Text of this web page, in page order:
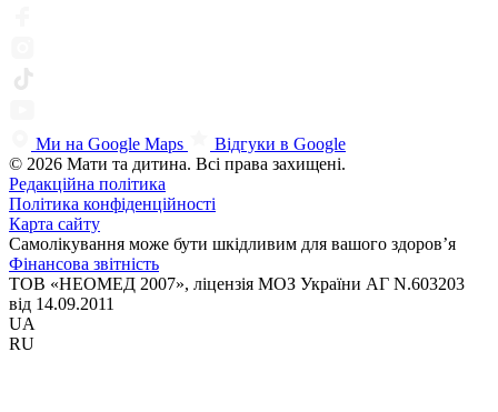
Ми на Google Maps
Відгуки в Google
© 2026 Мати та дитина. Всі права захищені.
Редакційна політика
Політика конфіденційності
Карта сайту
Самолікування може бути шкідливим для вашого здоров’я
Фінансова звітність
ТОВ «НЕОМЕД 2007», ліцензія МОЗ України АГ N.603203
від 14.09.2011
UA
RU